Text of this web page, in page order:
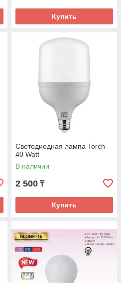
Купить
Светодиодная лампа Torch-
40 Watt
В наличии
2 500 ₸
Купить